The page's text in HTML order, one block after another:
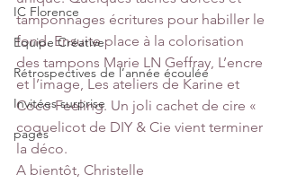
IC Florence
Equipe Créative
Rétrospectives de l’année écoulée
Invitées surprise
pages
tamponnages écritures pour habiller le
fond. Ensuite place à la colorisation
des tampons Marie LN Geffray, L’encre
et l’image, Les ateliers de Karine et
Coco Feeling. Un joli cachet de cire «
coquelicot de DIY & Cie vient terminer
la déco.
A bientôt, Christelle